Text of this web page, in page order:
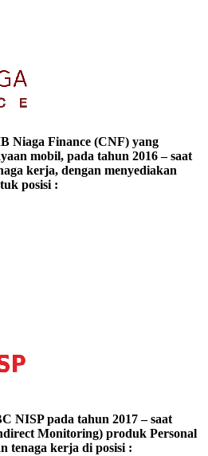
Niaga Finance (CNF) yang
mobil, pada tahun 2016 – saat
kerja, dengan menyediakan
posisi :
NISP pada tahun 2017 – saat
Monitoring) produk Personal
tenaga kerja di posisi :